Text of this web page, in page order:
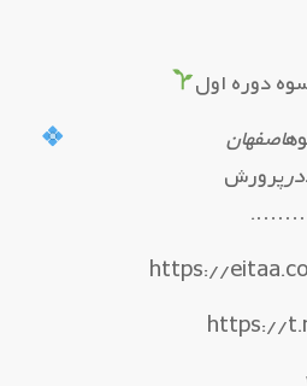
دوره اول
اصفهان
درپرورش
https://